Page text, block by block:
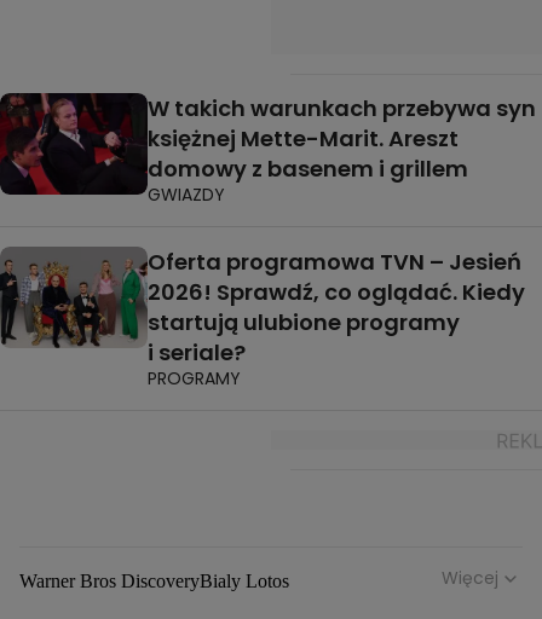
W takich warunkach przebywa syn
księżnej Mette-Marit. Areszt
domowy z basenem i grillem
GWIAZDY
Oferta programowa TVN – Jesień
2026! Sprawdź, co oglądać. Kiedy
startują ulubione programy
i seriale?
PROGRAMY
Warner Bros DiscoveryBialy Lotos
Więcej